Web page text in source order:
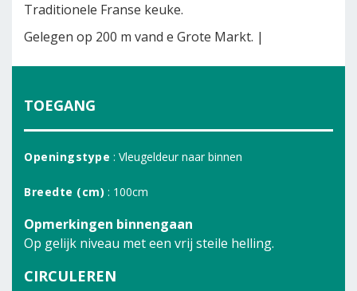
Traditionele Franse keuke.
Gelegen op 200 m vand e Grote Markt. |
TOEGANG
Openingstype : Vleugeldeur naar binnen
Breedte (cm) : 100cm
Opmerkingen binnengaan
Op gelijk niveau met een vrij steile helling.
CIRCULEREN